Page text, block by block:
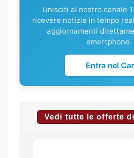
Unisciti al nostro canale
ricevere notizie in tempo
aggiornamenti
smartphone.
Entra nel